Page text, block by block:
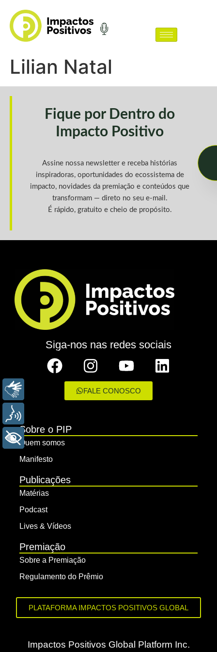
Lilian Natal
Fique por Dentro do
Impacto Positivo
Assine nossa newsletter e receba histórias
inspiradoras, oportunidades do ecossistema de
impacto, novidades da premiação e conteúdos que
transformam — direto no seu e-mail.
É rápido, gratuito e cheio de propósito.
Siga-nos nas redes sociais
FALE CONOSCO
Sobre o PIP
Quem somos
Manifesto
Publicações
Matérias
Podcast
Lives & Vídeos
Premiação
Sobre a Premiação
Regulamento do Prêmio
PLATAFORMA IMPACTOS POSITIVOS GLOBAL
Impactos Positivos Global Platform Inc.
+ ACESSIBILIDADE